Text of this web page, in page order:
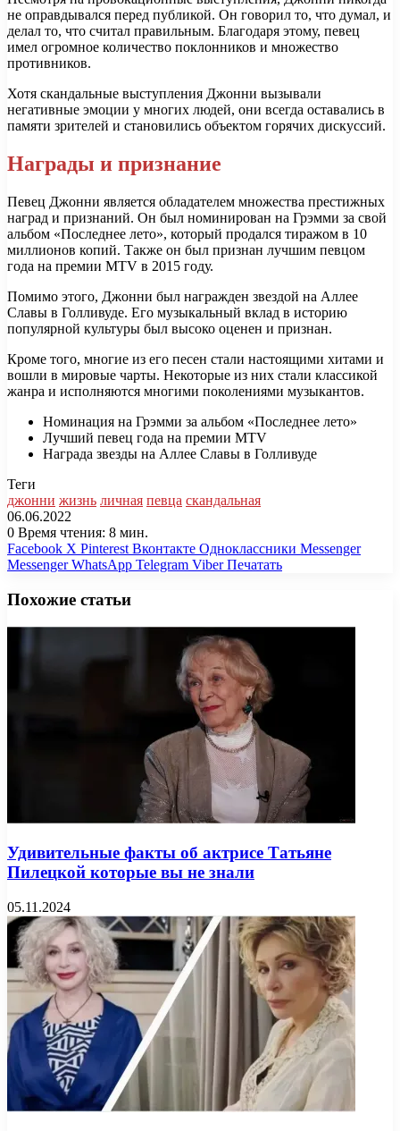
не оправдывался перед публикой. Он говорил то, что думал, и
делал то, что считал правильным. Благодаря этому, певец
имел огромное количество поклонников и множество
противников.
Хотя скандальные выступления Джонни вызывали
негативные эмоции у многих людей, они всегда оставались в
памяти зрителей и становились объектом горячих дискуссий.
Награды и признание
Певец Джонни является обладателем множества престижных
наград и признаний. Он был номинирован на Грэмми за свой
альбом «Последнее лето», который продался тиражом в 10
миллионов копий. Также он был признан лучшим певцом
года на премии MTV в 2015 году.
Помимо этого, Джонни был награжден звездой на Аллее
Славы в Голливуде. Его музыкальный вклад в историю
популярной культуры был высоко оценен и признан.
Кроме того, многие из его песен стали настоящими хитами и
вошли в мировые чарты. Некоторые из них стали классикой
жанра и исполняются многими поколениями музыкантов.
Номинация на Грэмми за альбом «Последнее лето»
Лучший певец года на премии MTV
Награда звезды на Аллее Славы в Голливуде
Теги
джонни жизнь личная певца скандальная
06.06.2022
0 Время чтения: 8 мин.
Facebook X Pinterest Вконтакте Одноклассники Messenger
Messenger WhatsApp Telegram Viber Печатать
Похожие статьи
Удивительные факты об актрисе Татьяне
Пилецкой которые вы не знали
05.11.2024